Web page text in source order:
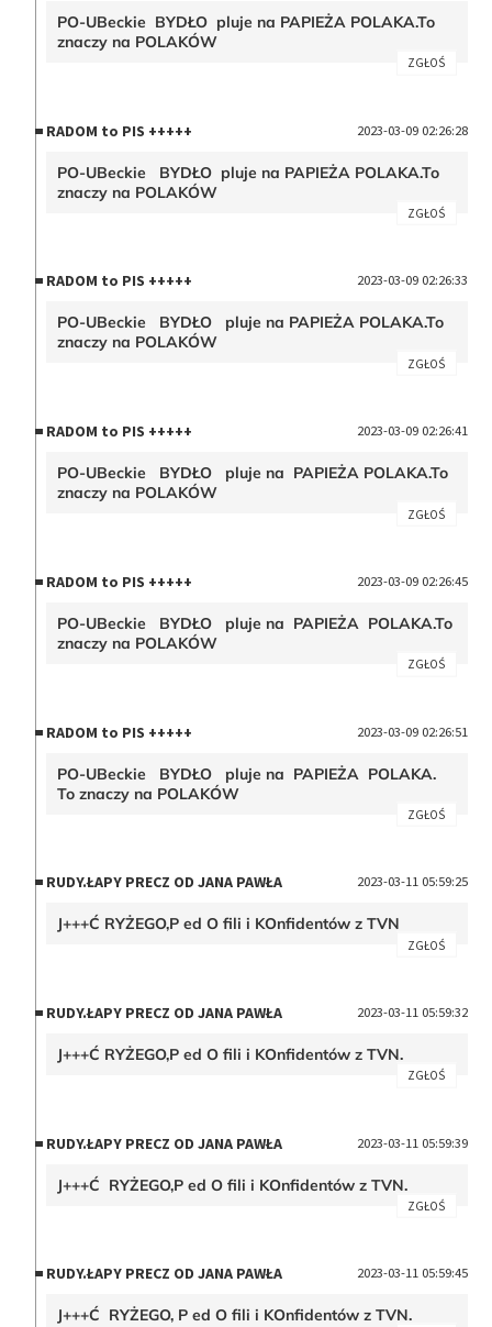
PO-UBeckie BYDŁO pluje na PAPIEŻA POLAKA.To
znaczy na POLAKÓW
ZGŁOŚ
RADOM to PIS +++++ 2023-03-09 02:26:28
PO-UBeckie BYDŁO pluje na PAPIEŻA POLAKA.To
znaczy na POLAKÓW
ZGŁOŚ
RADOM to PIS +++++ 2023-03-09 02:26:33
PO-UBeckie BYDŁO pluje na PAPIEŻA POLAKA.To
znaczy na POLAKÓW
ZGŁOŚ
RADOM to PIS +++++ 2023-03-09 02:26:41
PO-UBeckie BYDŁO pluje na PAPIEŻA POLAKA.To
znaczy na POLAKÓW
ZGŁOŚ
RADOM to PIS +++++ 2023-03-09 02:26:45
PO-UBeckie BYDŁO pluje na PAPIEŻA POLAKA.To
znaczy na POLAKÓW
ZGŁOŚ
RADOM to PIS +++++ 2023-03-09 02:26:51
PO-UBeckie BYDŁO pluje na PAPIEŻA POLAKA.
To znaczy na POLAKÓW
ZGŁOŚ
RUDY.ŁAPY PRECZ OD JANA PAWŁA 2023-03-11 05:59:25
J+++Ć RYŻEGO,P ed O fili i KOnfidentów z TVN
ZGŁOŚ
RUDY.ŁAPY PRECZ OD JANA PAWŁA 2023-03-11 05:59:32
J+++Ć RYŻEGO,P ed O fili i KOnfidentów z TVN.
ZGŁOŚ
RUDY.ŁAPY PRECZ OD JANA PAWŁA 2023-03-11 05:59:39
J+++Ć RYŻEGO,P ed O fili i KOnfidentów z TVN.
ZGŁOŚ
RUDY.ŁAPY PRECZ OD JANA PAWŁA 2023-03-11 05:59:45
J+++Ć RYŻEGO, P ed O fili i KOnfidentów z TVN.